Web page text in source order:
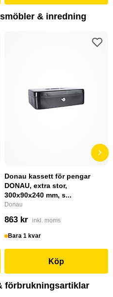
& inredning
Donau kassett för pengar
DONAU, extra stor,
300x90x240 mm, s...
Donau
863 kr inkl. moms
Bara 1 kvar
Köp
förbrukningsartiklar